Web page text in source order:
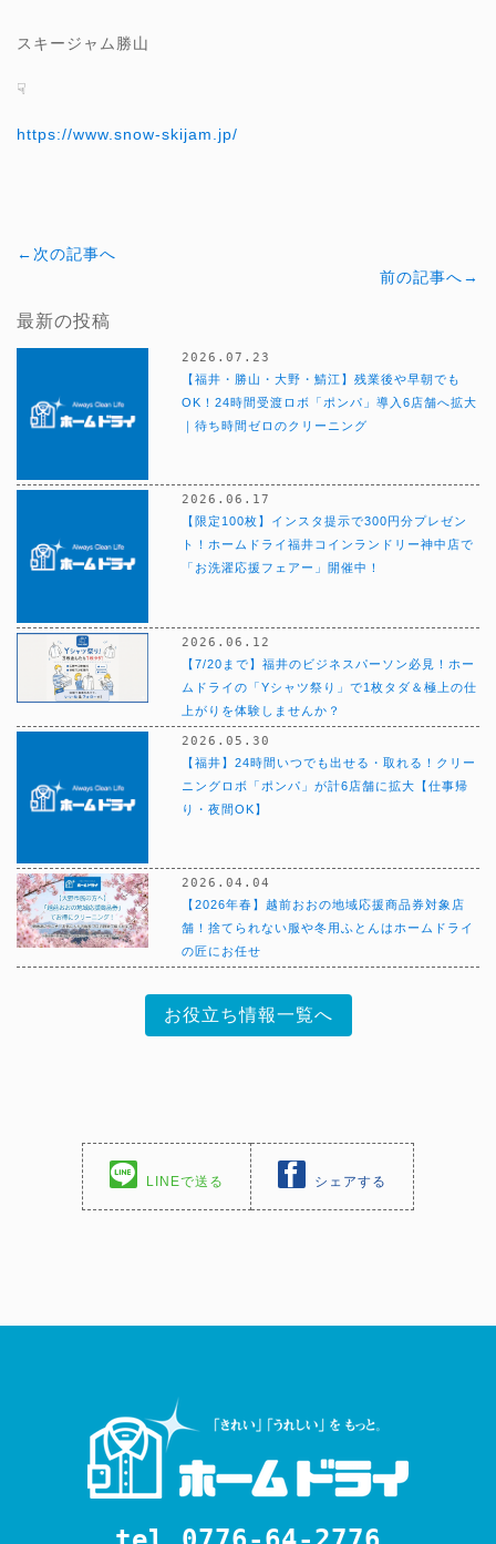
スキージャム勝山
☟
https://www.snow-skijam.jp/
←次の記事へ
前の記事へ→
最新の投稿
2026.07.23
【福井・勝山・大野・鯖江】残業後や早朝でも
OK！24時間受渡ロボ「ポンパ」導入6店舗へ拡大
｜待ち時間ゼロのクリーニング
2026.06.17
【限定100枚】インスタ提示で300円分プレゼン
ト！ホームドライ福井コインランドリー神中店で
「お洗濯応援フェアー」開催中！
2026.06.12
【7/20まで】福井のビジネスパーソン必見！ホー
ムドライの「Yシャツ祭り」で1枚タダ＆極上の仕
上がりを体験しませんか？
2026.05.30
【福井】24時間いつでも出せる・取れる！クリー
ニングロボ「ポンパ」が計6店舗に拡大【仕事帰
り・夜間OK】
2026.04.04
【2026年春】越前おおの地域応援商品券対象店
舗！捨てられない服や冬用ふとんはホームドライ
の匠にお任せ
お役立ち情報一覧へ
LINEで送る シェアする